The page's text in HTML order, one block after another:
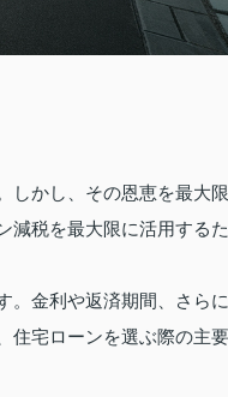
しかし、その恩恵を最大限
減税を最大限に活用するた
。金利や返済期間、さらに
住宅ローンを選ぶ際の主要